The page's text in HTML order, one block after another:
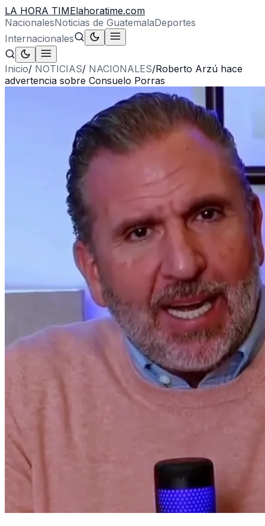
LA HORA TIMElahoratime.com
NacionalesNoticias de GuatemalaDeportes
Internacionales
Inicio/ NOTICIAS/ NACIONALES/Roberto Arzú hace
advertencia sobre Consuelo Porras